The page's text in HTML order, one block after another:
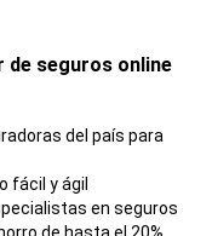
de seguros online
del país para
fácil y ágil
en seguros